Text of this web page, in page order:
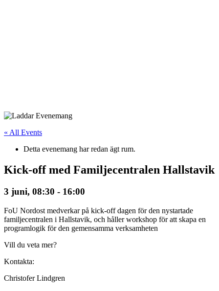
« All Events
Detta evenemang har redan ägt rum.
Kick-off med Familjecentralen Hallstavik
3 juni, 08:30 - 16:00
FoU Nordost medverkar på kick-off dagen för den nystartade
familjecentralen i Hallstavik, och håller workshop för att skapa en
programlogik för den gemensamma verksamheten
Vill du veta mer?
Kontakta:
Christofer Lindgren